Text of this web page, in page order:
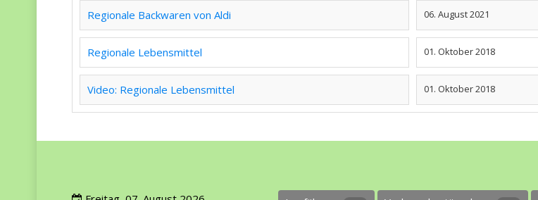
Regionale Backwaren von Aldi 06. August 2021
Regionale Lebensmittel 01. Oktober 2018
Video: Regionale Lebensmittel 01. Oktober 2018